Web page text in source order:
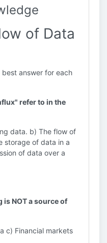
of Data
best answer for each
refer to in the
data. b) The flow of
storage of data in a
of data over a
NOT a source of
c) Financial markets